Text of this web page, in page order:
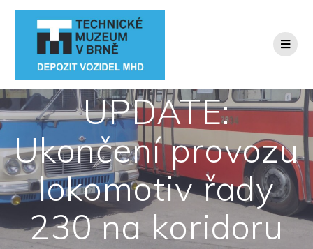
Přeskočit
UPDATE:
Ukončení provozu
lokomotiv řady
230 na koridoru